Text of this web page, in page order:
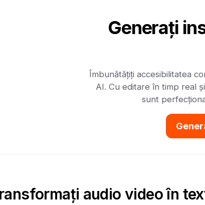
Generați
Îmbunătățiți accesibilitatea
AI. Cu editare în timp real
sunt
audio video în